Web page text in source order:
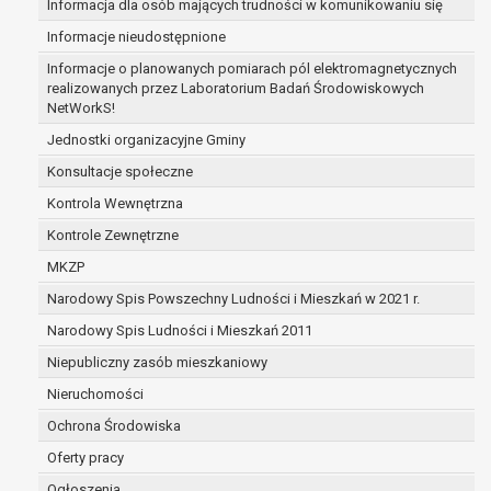
Informacja dla osób mających trudności w komunikowaniu się
Informacje nieudostępnione
Informacje o planowanych pomiarach pól elektromagnetycznych
realizowanych przez Laboratorium Badań Środowiskowych
NetWorkS!
Jednostki organizacyjne Gminy
Konsultacje społeczne
Kontrola Wewnętrzna
Kontrole Zewnętrzne
MKZP
Narodowy Spis Powszechny Ludności i Mieszkań w 2021 r.
Narodowy Spis Ludności i Mieszkań 2011
Niepubliczny zasób mieszkaniowy
Nieruchomości
Ochrona Środowiska
Oferty pracy
zabezpieczenia ewentualnych roszczeń, a w
przypadku wyrażenia zgody na przetwarzanie
danych po zakończeniu i rozliczeniu umowy, do
czasu wycofania tej zgody.
Ponadto w przypadku umów o dofinansowanie
dane osobowe od momentu pozyskania
przechowywane są przez okres wynikający z
umowy o dofinansowanie zawartej między
beneficjentem a określoną instytucją, trwałości
danego projektu i konieczności zachowania
dokumentacji projektu do celów kontrolnych.
W związku z przetwarzaniem przez
administratora danych osobowych przysługuje
Pani/Panu:
prawo dostępu do treści danych oraz
otrzymywania ich kopii na podstawie art. 15
RODO;
prawo do żądania sprostowania danych na
w przypadku gdy: